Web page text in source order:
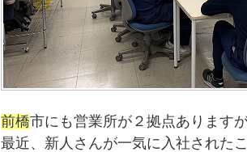
前橋市にも営業所が２拠点あります
最近、新人さんが一気に入社された